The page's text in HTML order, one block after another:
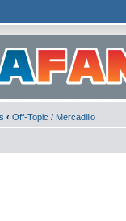
‹ Off-Topic / Mercadillo